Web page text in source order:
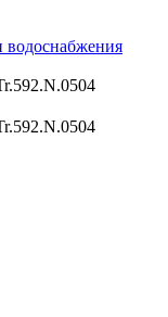
водоснабжения